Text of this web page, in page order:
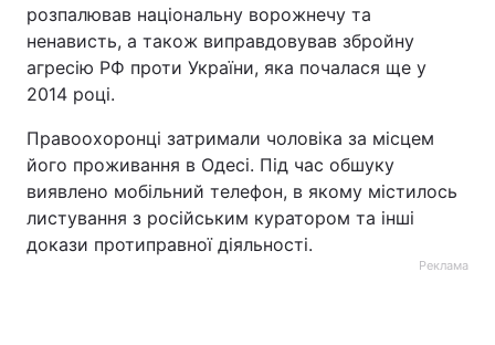
розпалював національну ворожнечу та
ненависть, а також виправдовував збройну
агресію РФ проти України, яка почалася ще у
2014 році.
Правоохоронці затримали чоловіка за місцем
його проживання в Одесі. Під час обшуку
виявлено мобільний телефон, в якому містилось
листування з російським куратором та інші
докази протиправної діяльності.
Реклама